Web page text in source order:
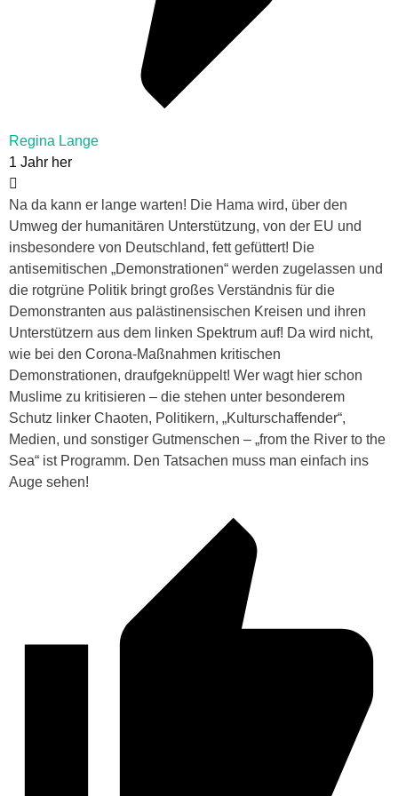
Regina Lange
1 Jahr her
Na da kann er lange warten! Die Hama wird, über den
Umweg der humanitären Unterstützung, von der EU und
insbesondere von Deutschland, fett gefüttert! Die
antisemitischen „Demonstrationen“ werden zugelassen und
die rotgrüne Politik bringt großes Verständnis für die
Demonstranten aus palästinensischen Kreisen und ihren
Unterstützern aus dem linken Spektrum auf! Da wird nicht,
wie bei den Corona-Maßnahmen kritischen
Demonstrationen, draufgeknüppelt! Wer wagt hier schon
Muslime zu kritisieren – die stehen unter besonderem
Schutz linker Chaoten, Politikern, „Kulturschaffender“,
Medien, und sonstiger Gutmenschen – „from the River to the
Sea“ ist Programm. Den Tatsachen muss man einfach ins
Auge sehen!